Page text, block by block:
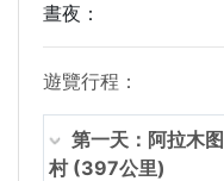
晝夜：
遊覽行程：
第一天：阿拉木
村 (397公里)